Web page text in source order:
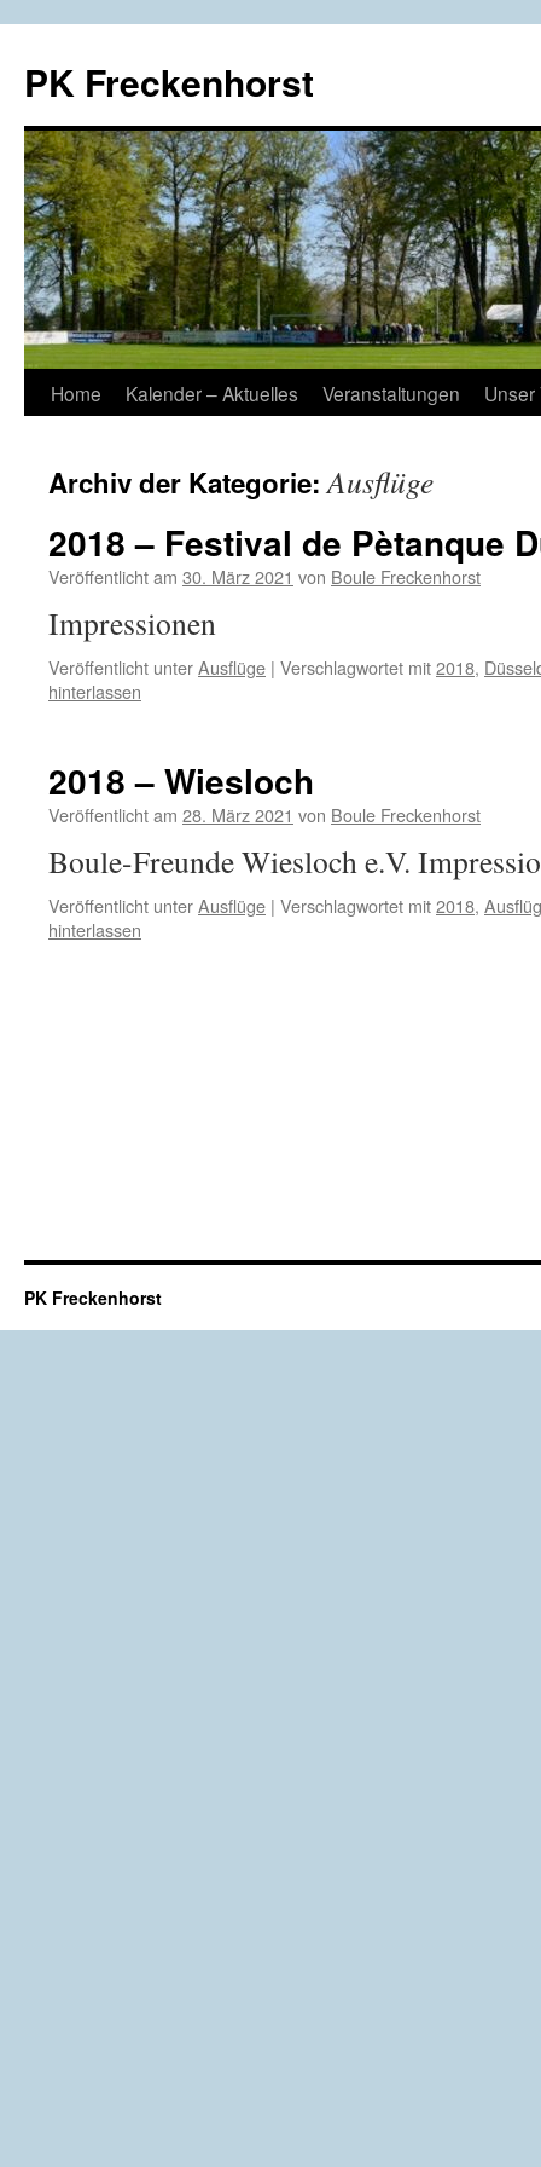
springen
PK Freckenhorst
Home Kalender – Aktuelles Veranstaltungen Unser
Archiv der Kategorie:Ausflüge
2018 – Festival de Pètanque
Veröffentlicht am 30. März 2021 von Boule Freckenhorst
Impressionen
Veröffentlicht unterAusflüge | Verschlagwortet mit2018,
hinterlassen
2018 – Wiesloch
Veröffentlicht am 28. März 2021 von Boule Freckenhorst
Boule-Freunde Wiesloch e.V.
Veröffentlicht unterAusflüge | Verschlagwortet mit2018,
hinterlassen
PK Freckenhorst